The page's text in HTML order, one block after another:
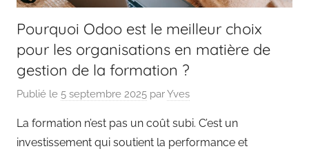
Pourquoi Odoo est le meilleur choix
pour les organisations en matière de
gestion de la formation ?
Publié le 5 septembre 2025 parYves
La formation n’est pas un coût subi. C’est un
investissement qui soutient la performance et